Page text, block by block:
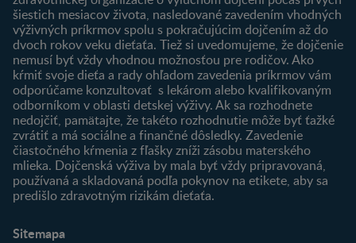
Prihlásenie
Produkty
Nájsť produkt
šiestich mesiacov života, nasledované zavedením vhodných
výživných príkrmov spolu s pokračujúcim dojčením až do
dvoch rokov veku dieťaťa. Tiež si uvedomujeme, že dojčenie
nemusí byť vždy vhodnou možnosťou pre rodičov. Ako
kŕmiť svoje dieťa a rady ohľadom zavedenia príkrmov vám
odporúčame konzultovať s lekárom alebo kvalifikovaným
odborníkom v oblasti detskej výživy. Ak sa rozhodnete
nedojčiť, pamätajte, že takéto rozhodnutie môže byť ťažké
zvrátiť a má sociálne a finančné dôsledky. Zavedenie
čiastočného kŕmenia z fľašky zníži zásobu materského
mlieka. Dojčenská výživa by mala byť vždy pripravovaná,
používaná a skladovaná podľa pokynov na etikete, aby sa
predišlo zdravotným rizikám dieťaťa.
Sitemapa